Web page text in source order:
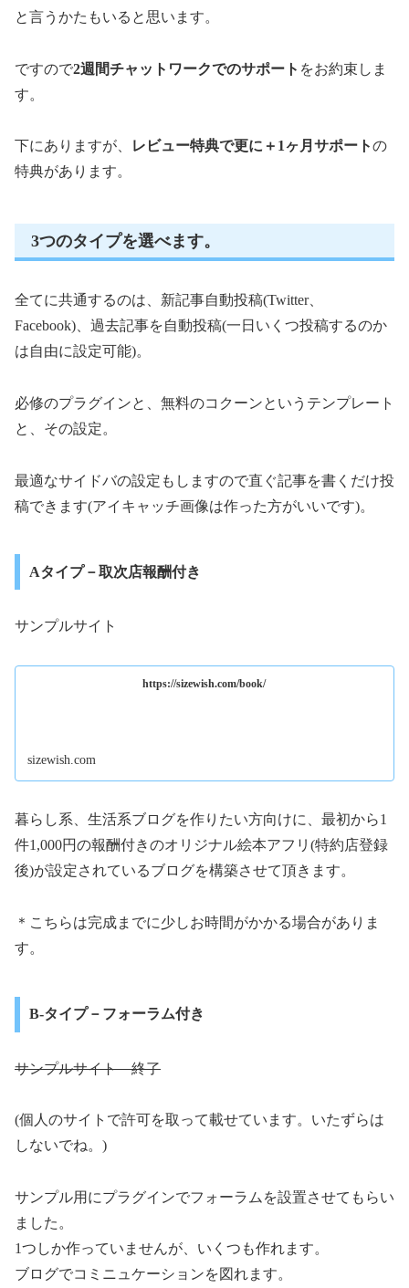
と言うかたもいると思います。
ですので2週間チャットワークでのサポート をお約束しま
す。
下にありますが、 レビュー特典で更に＋1ヶ月サポートの
特典があります。
3つのタイプを選べます。
全てに共通するのは、新記事自動投稿(Twitter、
Facebook)、過去記事を自動投稿(一日いくつ投稿するのか
は自由に設定可能)。
必修のプラグインと、無料のコクーンというテンプレート
と、その設定。
最適なサイドバの設定もしますので直ぐ記事を書くだけ投
稿できます(アイキャッチ画像は作った方がいいです)。
Aタイプ－取次店報酬付き
サンプルサイト
https://sizewish.com/book/
sizewish.com
暮らし系、生活系ブログを作りたい方向けに、最初から1
件1,000円の報酬付きのオリジナル絵本アフリ(特約店登録
後)が設定されているブログを構築させて頂きます。
＊こちらは完成までに少しお時間がかかる場合がありま
す。
B-タイプ－フォーラム付き
サンプルサイト 終了
(個人のサイトで許可を取って載せています。いたずらは
しないでね。)
サンプル用にプラグインでフォーラムを設置させてもらい
ました。
1つしか作っていませんが、いくつも作れます。
ブログでコミニュケーションを図れます。